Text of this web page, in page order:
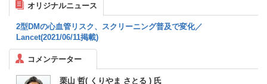
オリジナルニュース
2型DMの心血管リスク、スクリーニング普及で変化／
Lancet(2021/06/11掲載)
コメンテーター
栗山 哲( くりやま さとる ) 氏